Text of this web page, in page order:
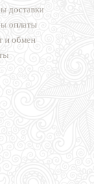
доставки
оплаты
и обмен